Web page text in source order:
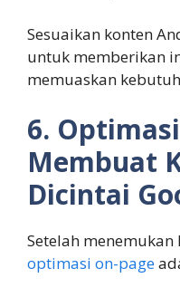
Sesuaikan konten
untuk memberikan
memuaskan
6.
Membuat
Dicintai
Setelah
optimasi on-page